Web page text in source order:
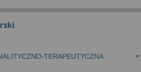
TERAPEUTYCZNA